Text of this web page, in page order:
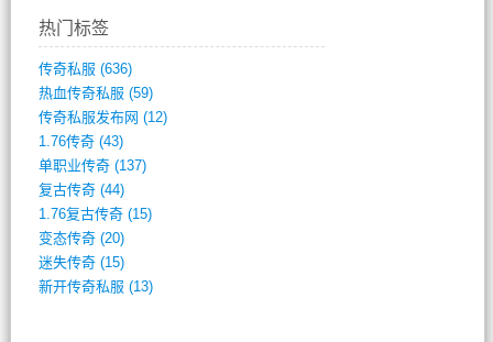
热门标签
传奇私服 (636)
热血传奇私服 (59)
传奇私服发布网 (12)
1.76传奇(43)
单职业传奇(137)
复古传奇(44)
1.76复古传奇(15)
变态传奇(20)
迷失传奇(15)
新开传奇私服 (13)